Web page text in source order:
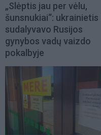
„Slėptis jau per vėlu,
šunsnukiai“: ukrainietis
sudalyvavo Rusijos
gynybos vadų vaizdo
pokalbyje